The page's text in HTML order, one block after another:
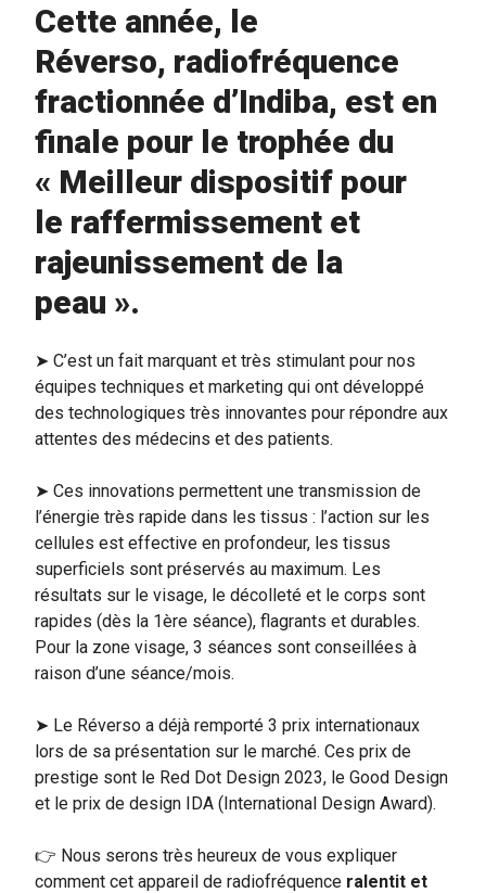
Cette année, le
Réverso, radiofréquence
fractionnée d’Indiba, est en
finale pour le trophée du
« Meilleur dispositif pour
le raffermissement et
rajeunissement de la
peau ».
➤ C’est un fait marquant et très stimulant pour nos
équipes techniques et marketing qui ont développé
des technologiques très innovantes pour répondre aux
attentes des médecins et des patients.
➤ Ces innovations permettent une transmission de
l’énergie très rapide dans les tissus : l’action sur les
cellules est effective en profondeur, les tissus
superficiels sont préservés au maximum. Les
résultats sur le visage, le décolleté et le corps sont
rapides (dès la 1ère séance), flagrants et durables.
Pour la zone visage, 3 séances sont conseillées à
raison d’une séance/mois.
➤ Le Réverso a déjà remporté 3 prix internationaux
lors de sa présentation sur le marché. Ces prix de
prestige sont le Red Dot Design 2023, le Good Design
et le prix de design IDA (International Design Award).
👉 Nous serons très heureux de vous expliquer
comment cet appareil de radiofréquence ralentit et